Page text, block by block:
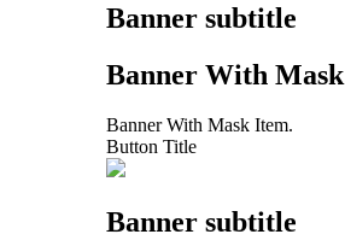
Banner subtitle
Banner With Mask
Banner With Mask Item.
Button Title
Banner subtitle